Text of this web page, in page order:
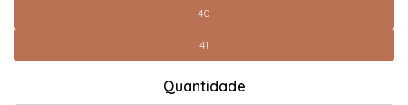
40
41
Quantidade